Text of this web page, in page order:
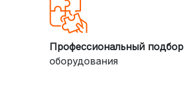
Профессиональный подбор
оборудования